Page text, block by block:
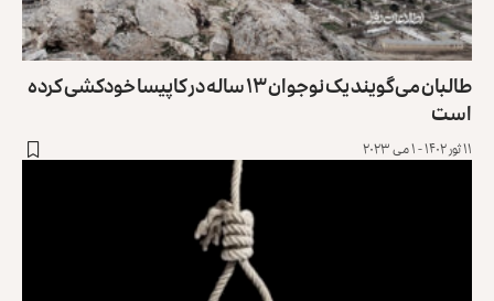
طالبان می‌گویند یک نوجوان ۱۳ ساله در کاپیسا خودکشی کرده
است
۱۱ ثور ۱۴۰۲ - ۱ می ۲۰۲۳